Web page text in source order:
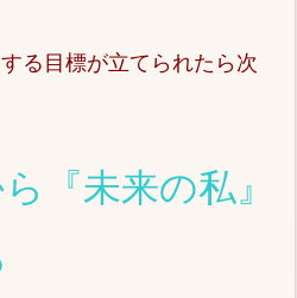
る目標が立てられたら次
『未来の私』